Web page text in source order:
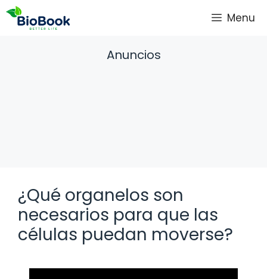
Saltar
Menu
Anuncios
¿Qué organelos son
necesarios para que las
células puedan moverse?